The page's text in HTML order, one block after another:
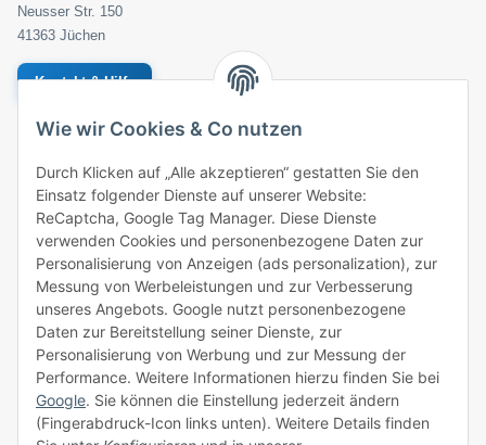
Neusser Str. 150
41363 Jüchen
Kontakt & Hilfe
Geprüfter Händler
Bestellung
ROTHLER
Zahlungsarten
Versandpartner
Wie wir Cookies & Co nutzen
Durch Klicken auf „Alle akzeptieren“ gestatten Sie den
Einsatz folgender Dienste auf unserer Website:
ReCaptcha, Google Tag Manager. Diese Dienste
verwenden Cookies und personenbezogene Daten zur
Personalisierung von Anzeigen (ads personalization), zur
Messung von Werbeleistungen und zur Verbesserung
unseres Angebots. Google nutzt personenbezogene
Daten zur Bereitstellung seiner Dienste, zur
Personalisierung von Werbung und zur Messung der
Performance. Weitere Informationen hierzu finden Sie bei
Google. Sie können die Einstellung jederzeit ändern
(Fingerabdruck-Icon links unten). Weitere Details finden